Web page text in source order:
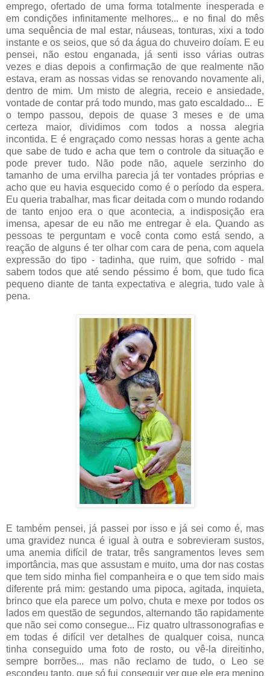
emprego, ofertado de uma forma totalmente inesperada e
em condições infinitamente melhores... e no final do mês
uma sequência de mal estar, náuseas, tonturas, xixi a todo
instante e os seios, que só da água do chuveiro doíam. E eu
pensei, não estou enganada, já senti isso várias outras
vezes e dias depois a confirmação de que realmente não
estava, eram as nossas vidas se renovando novamente ali,
dentro de mim. Um misto de alegria, receio e ansiedade,
vontade de contar prá todo mundo, mas gato escaldado... E
o tempo passou, depois de quase 3 meses e de uma
certeza maior, dividimos com todos a nossa alegria
incontida. E é engraçado como nessas horas a gente acha
que sabe de tudo e acha que tem o controle da situação e
pode prever tudo. Não pode não, aquele serzinho do
tamanho de uma ervilha parecia já ter vontades próprias e
acho que eu havia esquecido como é o período da espera.
Eu queria trabalhar, mas ficar deitada com o mundo rodando
de tanto enjoo era o que acontecia, a indisposição era
imensa, apesar de eu não me entregar è ela. Quando as
pessoas te perguntam e você conta como está sendo, a
reação de alguns é ter olhar com cara de pena, com aquela
expressão do tipo - tadinha, que ruim, que sofrido - mal
sabem todos que até sendo péssimo é bom, que tudo fica
pequeno diante de tanta expectativa e alegria, tudo vale à
pena.
E também pensei, já passei por isso e já sei como é, mas
uma gravidez nunca é igual à outra e sobrevieram sustos,
uma anemia difícil de tratar, três sangramentos leves sem
importância, mas que assustam e muito, uma dor nas costas
que tem sido minha fiel companheira e o que tem sido mais
diferente prá mim: gestando uma pipoca, agitada, inquieta,
brinco que ela parece um polvo, chuta e mexe por todos os
lados em questão de segundos, alternando tão rapidamente
que não sei como consegue... Fiz quatro ultrassonografias e
em todas é difícil ver detalhes de qualquer coisa, nunca
tinha conseguido uma foto de rosto, ou vê-la direitinho,
sempre borrões... mas não reclamo de tudo, o Leo se
escondeu tanto, que só fui conseguir ver que ele era menino